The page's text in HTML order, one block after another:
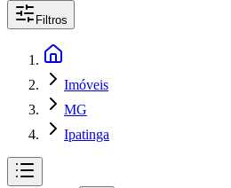
Filtros
Imóveis
MG
Ipatinga